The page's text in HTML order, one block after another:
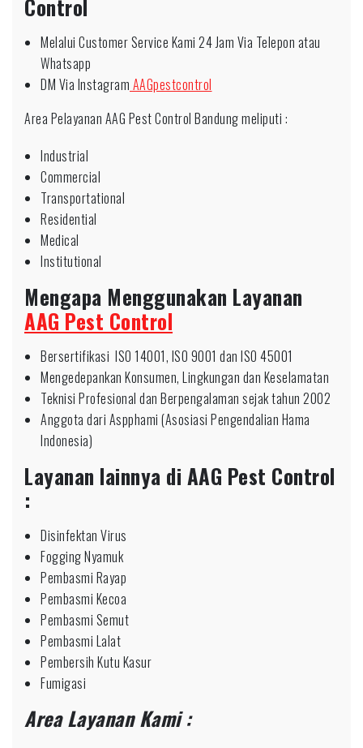
Control
Melalui Customer Service Kami 24 Jam Via Telepon atau
Whatsapp
DM Via Instagram AAGpestcontrol
Area Pelayanan AAG Pest Control Bandung meliputi :
Industrial
Commercial
Transportational
Residential
Medical
Institutional
Mengapa Menggunakan Layanan
AAG Pest Control
Bersertifikasi ISO 14001, ISO 9001 dan ISO 45001
Mengedepankan Konsumen, Lingkungan dan Keselamatan
Teknisi Profesional dan Berpengalaman sejak tahun 2002
Anggota dari Aspphami (Asosiasi Pengendalian Hama
Indonesia)
Layanan lainnya di AAG Pest Control
:
Disinfektan Virus
Fogging Nyamuk
Pembasmi Rayap
Pembasmi Kecoa
Pembasmi Semut
Pembasmi Lalat
Pembersih Kutu Kasur
Fumigasi
Area Layanan Kami :